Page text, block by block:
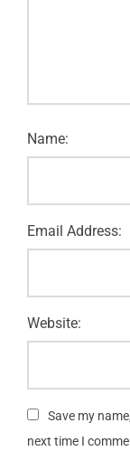
Name:
Email Address:
Website:
Save my
next time I